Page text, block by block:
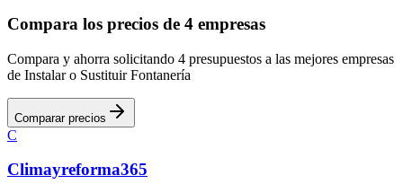
Compara los precios de 4 empresas
Compara y ahorra solicitando 4 presupuestos a las mejores empresas
de Instalar o Sustituir Fontanería
Comparar precios
C
Climayreforma365